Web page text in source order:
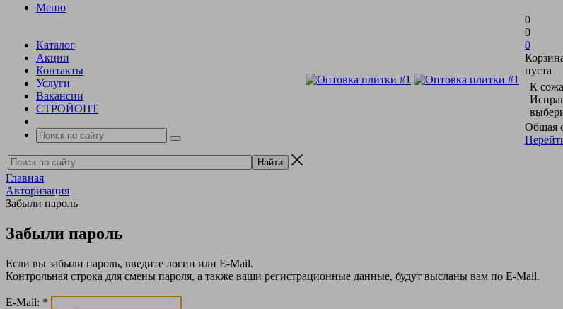
Меню
Каталог
Акции
Контакты
Услуги
Вакансии
СТРОЙОПТ
0
0
0
пуста
К
Общая
Главная
Авторизация
Забыли пароль
Забыли пароль
Если вы забыли пароль, введите логин или E-Mail.
Контрольная строка для смены пароля, а также ваши регистрационные данные, будут высланы вам по E-Mail.
E-Mail: *